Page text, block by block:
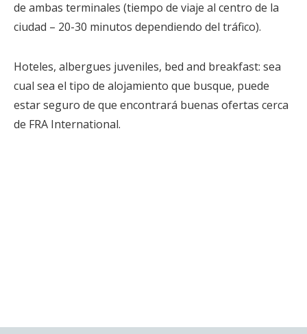
de ambas terminales (tiempo de viaje al centro de la
ciudad – 20-30 minutos dependiendo del tráfico).
Hoteles, albergues juveniles, bed and breakfast: sea
cual sea el tipo de alojamiento que busque, puede
estar seguro de que encontrará buenas ofertas cerca
de FRA International.